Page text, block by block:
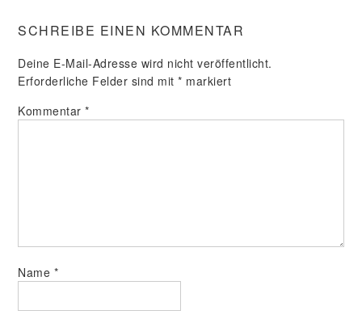
SCHREIBE EINEN KOMMENTAR
Deine E-Mail-Adresse wird nicht veröffentlicht.
Erforderliche Felder sind mit* markiert
Kommentar*
Name *